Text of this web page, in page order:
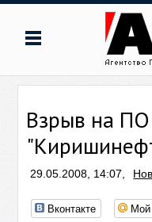
Взрыв на ПО
29.05.2008, 14:07,
Вконтакте